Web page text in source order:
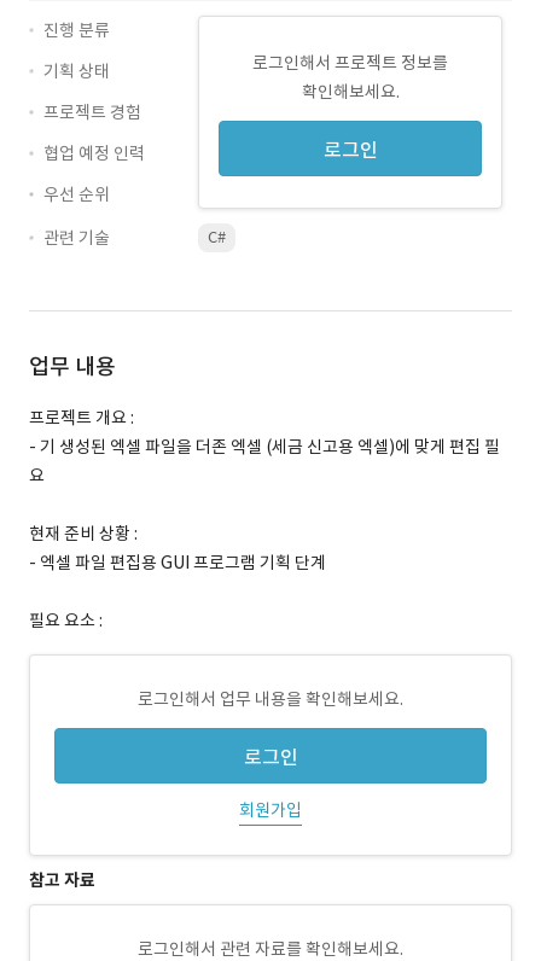
로그인해서 프로젝트 정보를
확인해보세요.
로그인
진행 분류
기획 상태
프로젝트 경험
협업 예정 인력
우선 순위
관련 기술
C#
업무 내용
프로젝트 개요 :
- 기 생성된 엑셀 파일을 더존 엑셀 (세금 신고용 엑셀)에 맞게 편집 필
요
현재 준비 상황 :
- 엑셀 파일 편집용 GUI 프로그램 기획 단계
필요 요소 :
로그인해서 업무 내용을 확인해보세요.
로그인
회원가입
참고 자료
로그인해서 관련 자료를 확인해보세요.